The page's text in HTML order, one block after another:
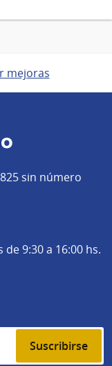
mejoras
sin número
de 9:30 a 16:00 hs.
Suscribirse